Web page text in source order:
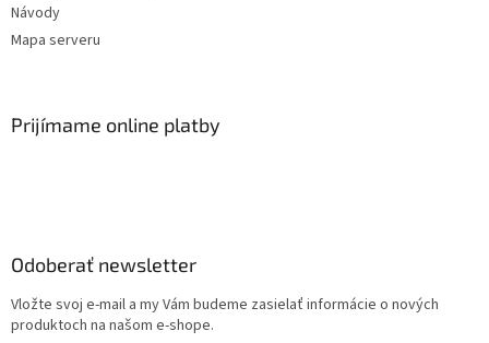
Návody
Mapa serveru
Prijímame online platby
Odoberať newsletter
Vložte svoj e-mail a my Vám budeme zasielať informácie o nových
produktoch na našom e-shope.